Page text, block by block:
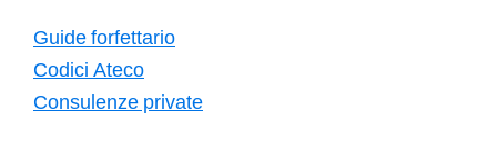
Guide forfettario
Codici Ateco
Consulenze private